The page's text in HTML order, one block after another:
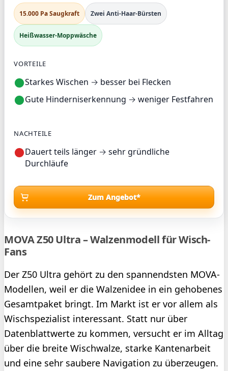
15.000 Pa Saugkraft Zwei Anti-Haar-Bürsten
Heißwasser-Moppwäsche
VORTEILE
Starkes Wischen → besser bei Flecken
Gute Hinderniserkennung → weniger Festfahren
NACHTEILE
Dauert teils länger → sehr gründliche
Durchläufe
Zum Angebot*
MOVA Z50 Ultra – Walzenmodell für Wisch-
Fans
Der Z50 Ultra gehört zu den spannendsten MOVA-
Modellen, weil er die Walzenidee in ein gehobenes
Gesamtpaket bringt. Im Markt ist er vor allem als
Wischspezialist interessant. Statt nur über
Datenblattwerte zu kommen, versucht er im Alltag
über die breite Wischwalze, starke Kantenarbeit
und eine sehr saubere Navigation zu überzeugen.